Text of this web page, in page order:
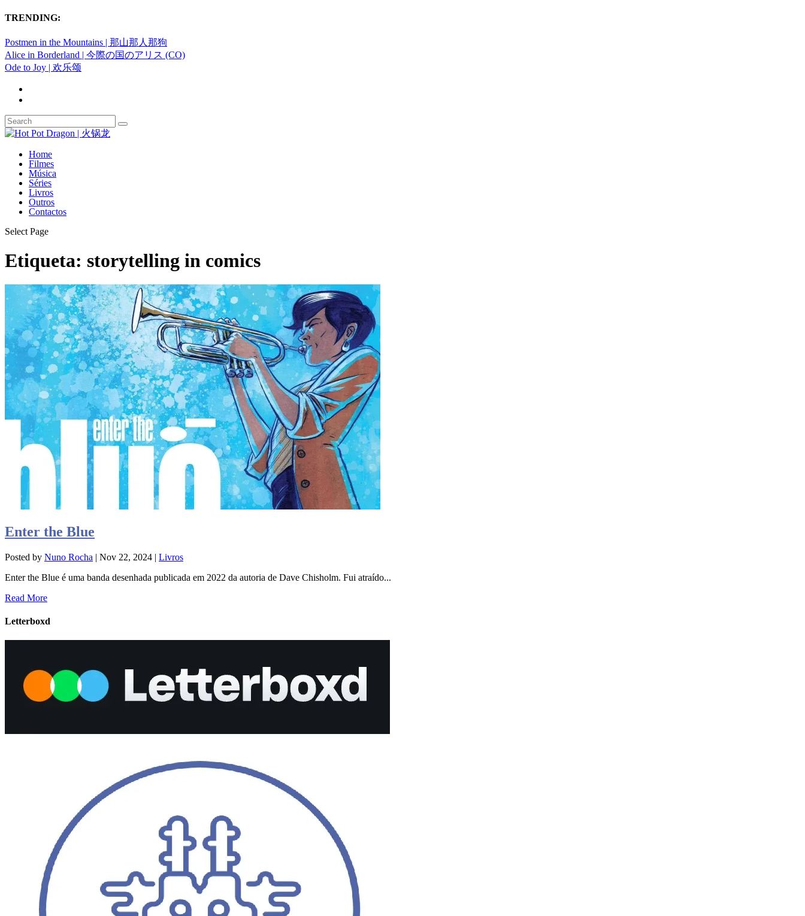
TRENDING:
Postmen in the Mountains | 那山那人那狗
Alice in Borderland | 今際の国のアリス (CO)
Ode to Joy | 欢乐颂
Home
Filmes
Música
Séries
Livros
Outros
Contactos
Select Page
Etiqueta: storytelling in comics
Enter the Blue
Posted by Nuno Rocha | Nov 22, 2024 | Livros
Enter the Blue é uma banda desenhada publicada em 2022 da autoria de Dave Chisholm. Fui atraído...
Read More
Letterboxd